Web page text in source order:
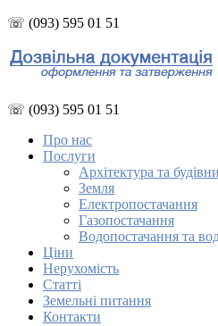
☏ (093) 595 01 51
☏ (093) 595 01 51
Про нас
Послуги
Архітектура та
Земля
Електропостачання
Газопостачання
Водопостачання та
Ціни
Нерухомість
Статті
Земельні питання
Контакти